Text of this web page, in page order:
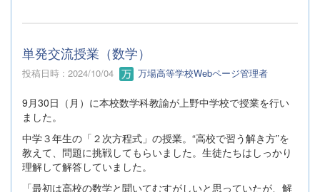
単発交流授業（数学）
投稿日時 : 2024/10/04 万場高等学校Webページ管理者
9月30日（月）に本校数学科教諭が上野中学校で授業を行い
ました。
中学３年生の「２次方程式」の授業。“高校で習う解き方”を
教えて、問題に挑戦してもらいました。生徒たちはしっかり
理解して解答していました。
「最初は高校の数学と聞いてむすがしいと思っていたが、解